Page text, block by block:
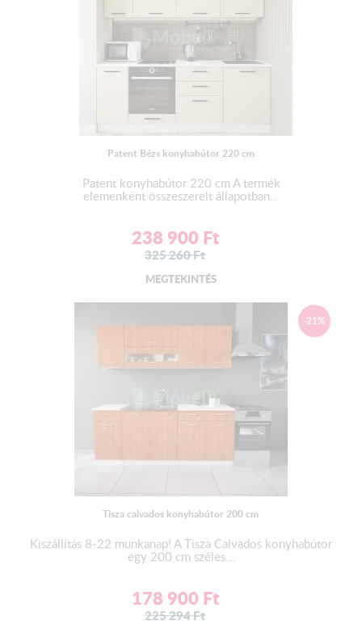
Patent Bézs konyhabútor 220 cm
Patent konyhabútor 220 cm A termék
elemenként összeszerelt állapotban...
238 900 Ft
325 260Ft
MEGTEKINTÉS
-21%
Tisza calvados konyhabútor 200 cm
Kiszállítás 8-22 munkanap! A Tisza Calvados konyhabútor
egy 200 cm széles...
178 900 Ft
225 294Ft